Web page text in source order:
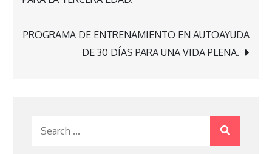
de
entradas
PROGRAMA DE ENTRENAMIENTO EN AUTOAYUDA
DE 30 DÍAS PARA UNA VIDA PLENA.